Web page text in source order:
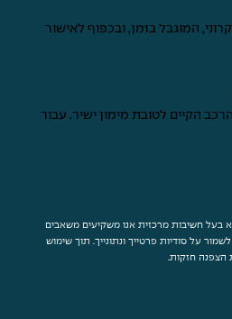
המוגבל בזמן, ובכפוף לאישור
הקיים לטובת מימון ישיר. עבור
בעל חשיבות מרכזית אנו משקיעים משאבים
לשמור על סודיות פרטייך ונתונייך. תוך שימוש
הצפנה חזקות.